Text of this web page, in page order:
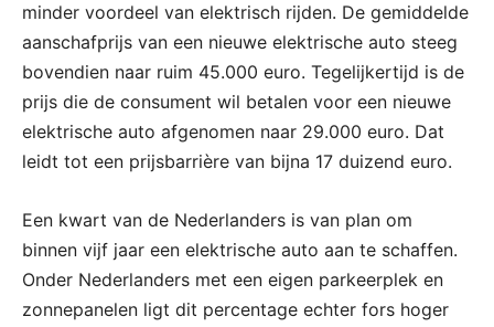
minder voordeel van elektrisch rijden. De gemiddelde
aanschafprijs van een nieuwe elektrische auto steeg
bovendien naar ruim 45.000 euro. Tegelijkertijd is de
prijs die de consument wil betalen voor een nieuwe
elektrische auto afgenomen naar 29.000 euro. Dat
leidt tot een prijsbarrière van bijna 17 duizend euro.
Een kwart van de Nederlanders is van plan om
binnen vijf jaar een elektrische auto aan te schaffen.
Onder Nederlanders met een eigen parkeerplek en
zonnepanelen ligt dit percentage echter fors hoger